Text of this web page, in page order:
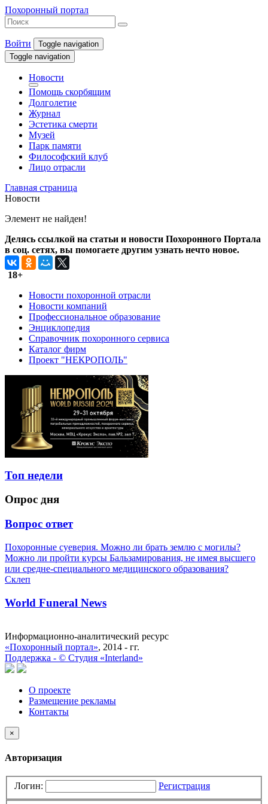
Похоронный портал
Войти
Toggle navigation
Toggle navigation
Новости
Помощь скорбящим
Долголетие
Журнал
Эстетика смерти
Музей
Парк памяти
Философский клуб
Лицо отрасли
Главная страница
Новости
Элемент не найден!
Делясь ссылкой на статьи и новости Похоронного Портала
в соц. сетях, вы помогаете другим узнать нечто новое.
18+
Новости похоронной отрасли
Новости компаний
Профессиональное образование
Энциклопедия
Справочник похоронного сервиса
Каталог фирм
Проект "НЕКРОПОЛЬ"
Топ недели
Опрос дня
Вопрос ответ
Похоронные суеверия. Можно ли брать землю с могилы?
Можно ли пройти курсы Бальзамирования, не имея высшего
или средне-специального медицинского образования?
Склеп
World Funeral News
Информационно-аналитический ресурс
«Похоронный портал», 2014 - гг.
Поддержка - © Cтудия «Interland»
О проекте
Размещение рекламы
Контакты
×
Авторизация
Логин: Регистрация